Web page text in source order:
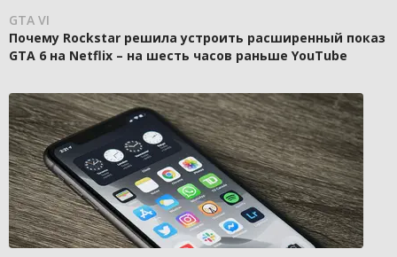
GTA VI
Почему Rockstar решила устроить расширенный показ
GTA 6 на Netflix – на шесть часов раньше YouTube